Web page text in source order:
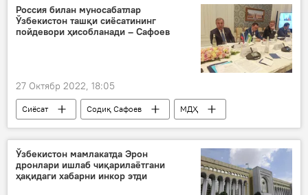
Россия билан муносабатлар
Ўзбекистон ташқи сиёсатининг
пойдевори ҳисобланади – Сафоев
27 Октябр 2022, 18:05
Сиёсат Содиқ Сафоев
МДҲ
Самарқанд
Ўзбекистон мамлакатда Эрон
дронлари ишлаб чиқарилаётгани
ҳақидаги хабарни инкор этди